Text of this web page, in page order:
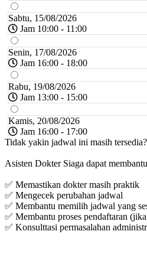
Sabtu, 15/08/2026
Jam 10:00 - 11:00
Senin, 17/08/2026
Jam 16:00 - 18:00
Rabu, 19/08/2026
Jam 13:00 - 15:00
Kamis, 20/08/2026
Jam 16:00 - 17:00
Jam 10:00 - 11:00
Senin, 24/08/2026
Jam 16:00 - 18:00
Rabu, 26/08/2026
Jam 13:00 - 15:00
Tidak yakin jadwal ini masih tersedia?
Asisten Dokter Siaga dapat
✅ Memastikan dokter masih praktik
✅ Mengecek perubahan jadwal
✅ Membantu memilih jadwal yang
✅ Membantu proses pendaftaran
✅ Konsulttasi permasalahan